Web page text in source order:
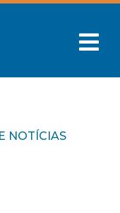
NOTÍCIAS